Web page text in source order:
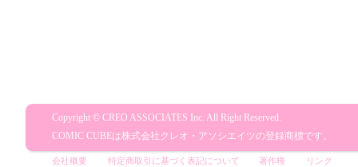
COMIC CUBEは株式会社クレオ・アソシエイツの登録商標です。
Copyright © CREO ASSOCIATES Inc. All Right Reserved.
会社概要 特定商取引に基づく表記について 著作権 リンク